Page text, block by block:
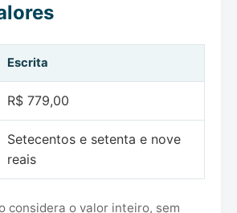
Escrita
R$ 779,00
Setecentos e setenta e nove
reais
considera o valor inteiro, sem